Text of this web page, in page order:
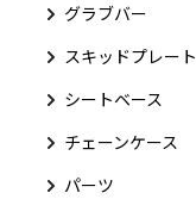
グラブバー
スキッドプレート
シートベース
チェーンケース
パーツ